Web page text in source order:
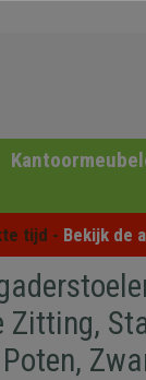
tijd - Bekijk de